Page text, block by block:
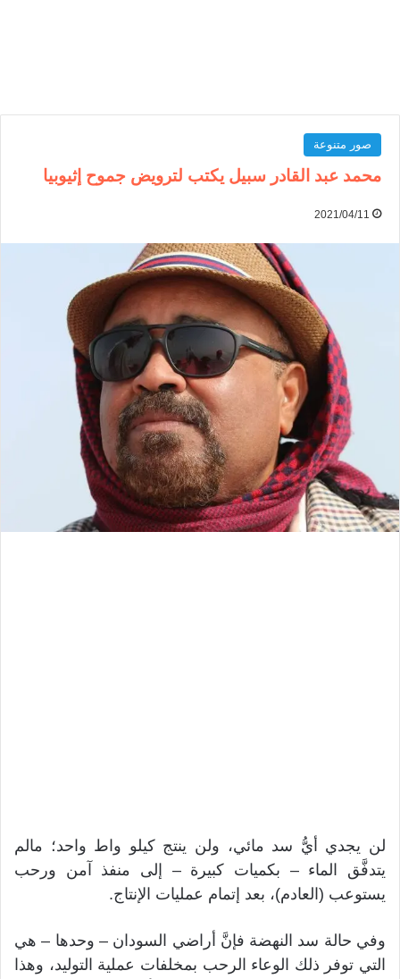
صور متنوعة
محمد عبد القادر سبيل يكتب لترويض جموح إثيوبيا
2021/04/11
لن يجدي أيُّ سد مائي، ولن ينتج كيلو واط واحد؛ مالم
يتدفَّق الماء – بكميات كبيرة – إلى منفذ آمن ورحب
يستوعب (العادم)، بعد إتمام عمليات الإنتاج.
وفي حالة سد النهضة فإنَّ أراضي السودان – وحدها – هي
التي توفر ذلك الوعاء الرحب بمخلفات عملية التوليد، وهذا